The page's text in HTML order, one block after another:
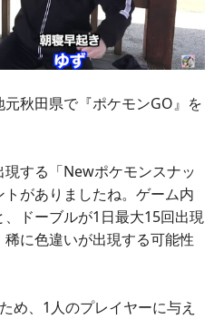
秋田県で『ポケモンGO』を
する「Newポケモンスナッ
がありましたね。ゲーム内
ドーブルが1日最大15回出現
に色違いが出現する可能性
め、1人のプレイヤーに与え